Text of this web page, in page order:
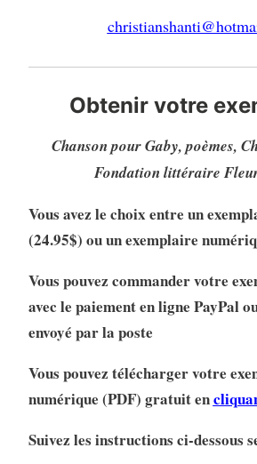
Obtenir votre
Chanson pour Gaby, poèmes,
Fondation littéraire
Vous avez le choix entre un
(24.95$) ou un exemplaire
Vous pouvez commander votre
avec le paiement en ligne PayPal
envoyé par la poste
Vous pouvez télécharger votre
numérique (PDF) gratuit en
Suivez les instructions ci-dessous